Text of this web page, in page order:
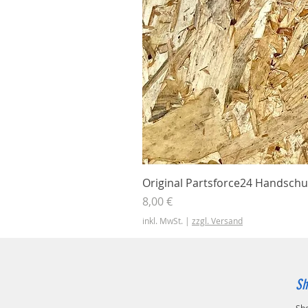
Original Partsforce24
Preis
8,00 €
inkl. MwSt. | zzgl. Versand